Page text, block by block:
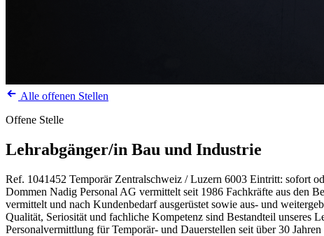
Alle offenen Stellen
Offene Stelle
Lehrabgänger/in Bau und Industrie
Ref. 1041452 Temporär Zentralschweiz / Luzern 6003 Eintritt: sofort
Dommen Nadig Personal AG vermittelt seit 1986 Fachkräfte aus den
vermittelt und nach Kundenbedarf ausgerüstet sowie aus- und
Qualität, Seriosität und fachliche Kompetenz sind Bestandteil unseres
Personalvermittlung für Temporär- und Dauerstellen seit über 30